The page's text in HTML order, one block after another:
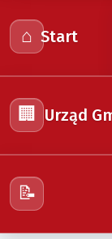
⌂ Start
🏢 Urząd
📝